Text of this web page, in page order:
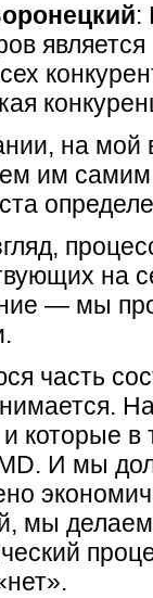
:
на мой
им самим:
на
— мы
часть
которые в
И мы
мы